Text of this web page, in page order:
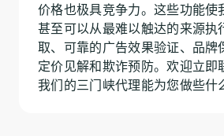
价格也极具竞争力。这些功能使
甚至可以从最难以触达的来源执
取、可靠的广告效果验证、品牌
定价见解和欺诈预防。欢迎立即
我们的三门峡代理能为您做些什